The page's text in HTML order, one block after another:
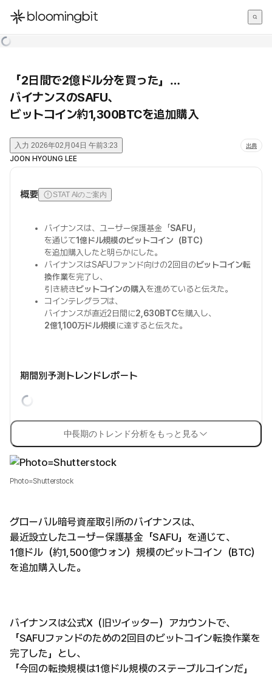
한국어
「2日間で2億ドル分を買った」…
バイナンスのSAFU、
ビットコイン約1,300BTCを追加購入
入力 2026年02月04日 午前3:23 出典
JOON HYOUNG LEE
概要 STAT AIのご案内
バイナンスは、ユーザー保護基金「SAFU 」
を通じて1億ドル規模のビットコイン（BTC）
を追加購入したと明らかにした。
バイナンスはSAFUファンド向けの2回目のビットコイン転
換作業を完了し、
引き続きビットコインの購入を進めていると伝えた。
コインテレグラフは、
バイナンスが直近2日間に2,630BTCを購入し、
2億1,100万ドル規模に達すると伝えた。
期間別予測トレンドレポート
中長期のトレンド分析をもっと見る
Photo=Shutterstock
グローバル暗号資産取引所のバイナンスは、
最近設立したユーザー保護基金「SAFU」を通じて、
1億ドル（約1,500億ウォン）規模のビットコイン（BTC）
を追加購入した。
バイナンスは公式X（旧ツイッター）アカウントで、
「SAFUファンドのための2回目のビットコイン転換作業を
完了した」とし、
「今回の転換規模は1億ドル規模のステーブルコインだ」